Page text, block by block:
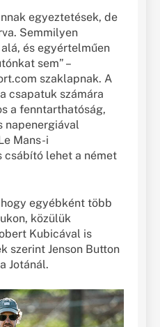
egyeztetések, de
Semmilyen
és egyértelműen
sem” –
szaklapnak. A
csapatuk számára
a fenntarthatóság,
napenergiával
Mans-i
csábító lehet a német
egyébként több
közülük
Kubicával is
szerint Jenson Button
Jotánál.